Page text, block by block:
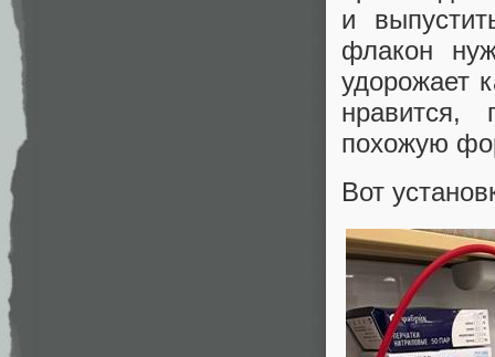
и
флакон
удорожает
похожую
Вот